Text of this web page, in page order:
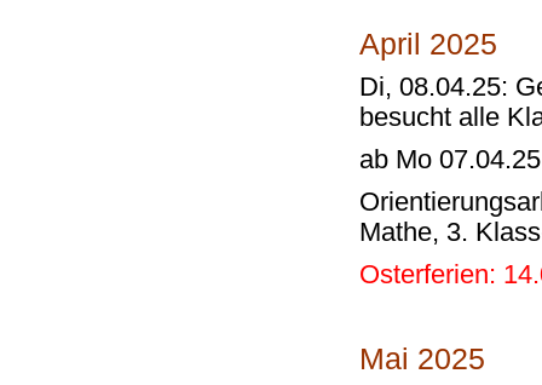
April 2025
Di, 08.04.25:
besucht alle
ab Mo
Mathe, 3.
Osterferien:
Mai 2025